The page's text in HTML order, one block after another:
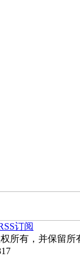
订阅
所有，并保留所